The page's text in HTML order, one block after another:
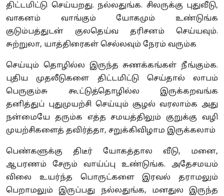
திட்டமிட்டு செய்யறது. நல்லதுங்க. சிலருக்கு புதுவீடு,
வாகனம் வாங்கும் யோகமும் உண்டுங்க
குடும்பத்துடன் குலதெய்வ தரிசனம் செய்யவும்.
சுற்றுலா, யாத்திரைகள் செல்லவும் நேரம் வரும்க
செய்யும் தொழில்ல இருந்த சுணக்கங்கள் நீங்கும்க.
புதிய முதலீடுகளை திட்டமிட்டு செய்தால் லாபம்
பெருகும்சு கூட்டுத்தொழில்ல இருக்கறவங்க
தனித்துப் புதுமுயற்சி செய்யும் சூழல் வரலாம்க அது
நன்மையே தரும்க எத்த சமயத்திலும் குறுக்கு வழி
முயற்சிகளைத் தவிர்த்தா, சறுக்கிவிழாம இருக்கலாம்
பெண்களுக்கு திடீர் யோகத்தால வீடு, மனை,
ஆபரணம் சேரும் வாய்ப்பு உண்டுங்க. அதேசமயம்
விலை உயர்ந்த பொருட்களை இரவல் தராமலும்
பெறாமலும் இருப்பது நல்லதுங்க, மனதுல இருந்த